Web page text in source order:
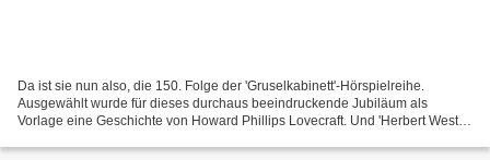
Da ist sie nun also, die 150. Folge der 'Gruselkabinett'-Hörspielreihe.
Ausgewählt wurde für dieses durchaus beeindruckende Jubiläum als
Vorlage eine Geschichte von Howard Phillips Lovecraft. Und 'Herbert West,